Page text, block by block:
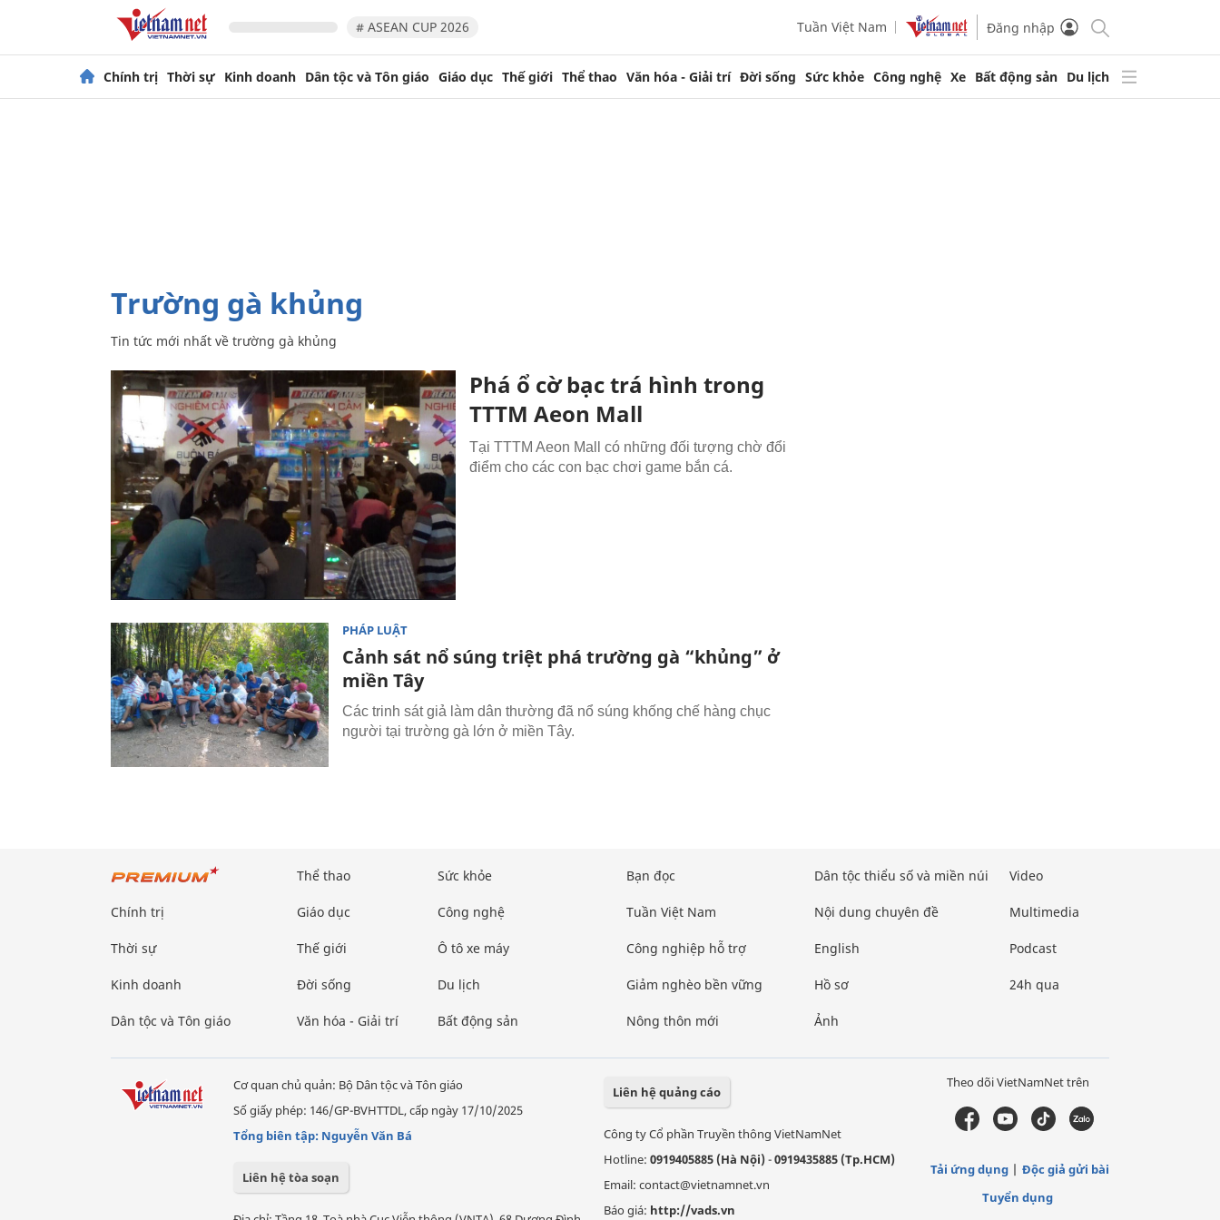
# ASEAN CUP 2026 Tuần Việt Nam Đăng nhập
Chính trị Thời sự Kinh doanh Dân tộc và Tôn giáo Giáo dục Thế giới Thể thao Văn hóa - Giải trí Đời sống Sức khỏe Công nghệ Xe Bất động sản Du lịch
trường gà khủng
Tin tức mới nhất về trường gà khủng
Phá ổ cờ bạc trá hình trong
TTTM Aeon Mall
Tại TTTM Aeon Mall có những đối tượng chờ đổi
điểm cho các con bạc chơi game bắn cá.
PHÁP LUẬT
Cảnh sát nổ súng triệt phá trường gà “khủng” ở
miền Tây
Các trinh sát giả làm dân thường đã nổ súng khống chế hàng chục
người tại trường gà lớn ở miền Tây.
Chính trị
Thời sự
Kinh doanh
Dân tộc và Tôn giáo
Thể thao
Giáo dục
Thế giới
Đời sống
Văn hóa - Giải trí
Sức khỏe
Công nghệ
Ô tô xe máy
Du lịch
Bất động sản
Bạn đọc
Tuần Việt Nam
Công nghiệp hỗ trợ
Giảm nghèo bền vững
Nông thôn mới
Dân tộc thiểu số và miền núi
Nội dung chuyên đề
English
Hồ sơ
Ảnh
Video
Multimedia
Podcast
24h qua
Cơ quan chủ quản: Bộ Dân tộc và Tôn giáo
Số giấy phép: 146/GP-BVHTTDL, cấp ngày 17/10/2025
Tổng biên tập: Nguyễn Văn Bá
Liên hệ tòa soạn
Liên hệ quảng cáo
Công ty Cổ phần Truyền thông VietNamNet
Hotline: 0919405885 (Hà Nội)-0919435885 (Tp.HCM)
Email: contact@vietnamnet.vn
Báo giá: http://vads.vn
Theo dõi VietNamNet trên
Tải ứng dụng
Độc giả gửi bài
Tuyển dụng